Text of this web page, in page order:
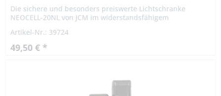
Die sichere und besonders preiswerte Lichtschranke
NEOCELL-20NL von JCM im widerstandsfähigem
bei der Torbewegung. Sie...
Artikel-Nr.: 39724
49,50 € *